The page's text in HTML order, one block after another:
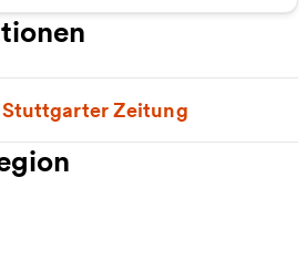
Stuttgarter Zeitung
zu Radtour - Von Herrenberg